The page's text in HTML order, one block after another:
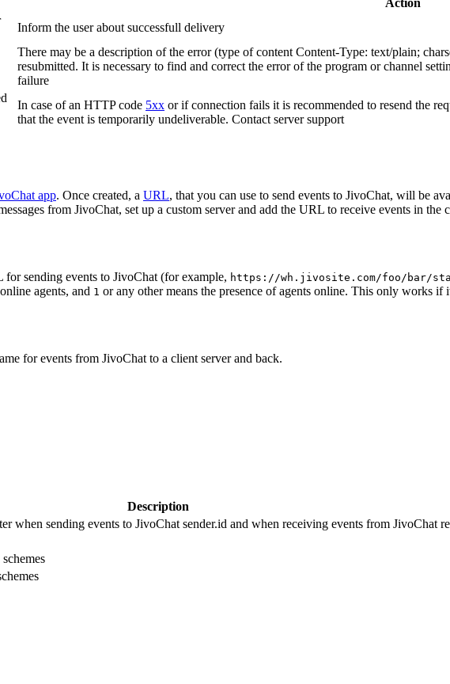
Inform the user about successfull delivery
There may be a description of the error (type of content Content-Type: text/plain;
resubmitted. It is necessary to find and correct the error of the program or channel
failure
In case of an HTTP code 5xx or if connection fails it is recommended to resend the
that the event is temporarily undeliverable. Contact server support
app. Once created, a URL, that you can use to send events to JivoChat, will be
from JivoChat, set up a custom server and add the URL to receive events in the
for sending events to JivoChat (for example, https://wh.jivosite.com/foo/bar/
agents, and 1 or any other means the presence of agents online. This only works if
for events from JivoChat to a client server and back.
Description
when sending events to JivoChat sender.id and when receiving events from JivoChat